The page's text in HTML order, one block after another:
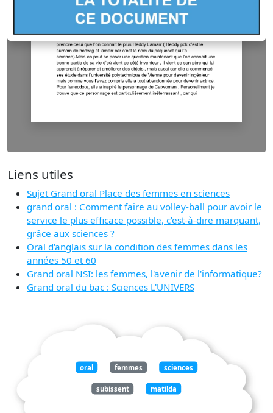
Liens utiles
Sujet Grand oral Place des femmes en sciences
grand oral : Comment faire au volley-ball pour avoir le
service le plus efficace possible, c’est-à-dire marquant,
grâce aux sciences ?
Oral d'anglais sur la condition des femmes dans les
années 50 et 60
Grand oral NSI: les femmes, l'avenir de l'informatique?
Grand oral du bac : Sciences L'UNIVERS
oral femmes sciences
subissent matilda